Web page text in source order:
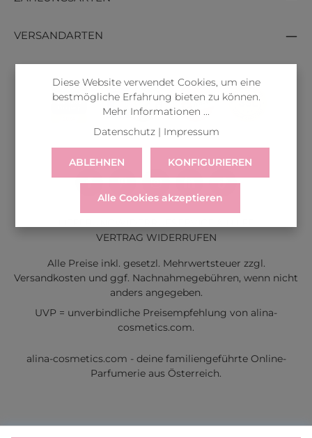
VERSANDARTEN
VERTRAG WIDERRUFEN
Alle Preise inkl. gesetzl. Mehrwertsteuer zzgl.
Versandkosten und ggf. Nachnahmegebühren, wenn nicht
anders angegeben.
UVP = unverbindliche Preisempfehlung von alina-
cosmetics.com.
alina-cosmetics.com - deine familiengeführte Online-
Parfumerie aus Österreich.
Diese Website verwendet Cookies, um eine
bestmögliche Erfahrung bieten zu können.
Mehr Informationen ...
Datenschutz| Impressum
ABLEHNEN KONFIGURIEREN
Alle Cookies akzeptieren